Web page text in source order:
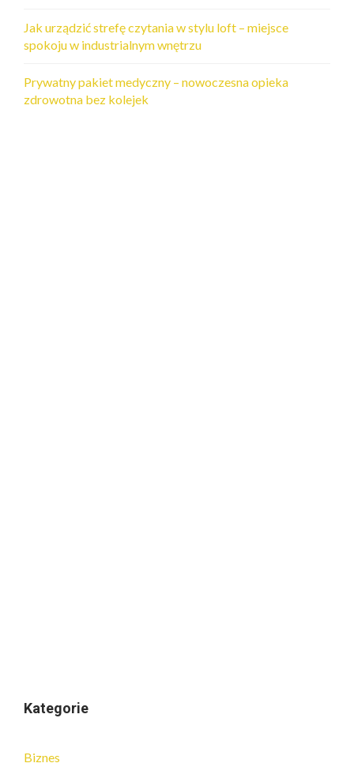
Jak urządzić strefę czytania w stylu loft – miejsce
spokoju w industrialnym wnętrzu
Prywatny pakiet medyczny – nowoczesna opieka
zdrowotna bez kolejek
Kategorie
Biznes